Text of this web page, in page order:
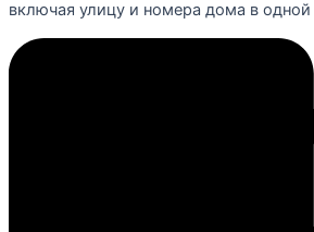
включая улицу и номера дома в одной